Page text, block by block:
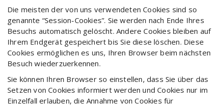
Die meisten der von uns verwendeten Cookies sind so
genannte “Session-Cookies”. Sie werden nach Ende Ihres
Besuchs automatisch gelöscht. Andere Cookies bleiben auf
Ihrem Endgerät gespeichert bis Sie diese löschen. Diese
Cookies ermöglichen es uns, Ihren Browser beim nächsten
Besuch wiederzuerkennen.
Sie können Ihren Browser so einstellen, dass Sie über das
Setzen von Cookies informiert werden und Cookies nur im
Einzelfall erlauben, die Annahme von Cookies für